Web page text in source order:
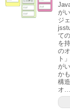
が
ジ
て
を
の
ト
が
か
構
オ…